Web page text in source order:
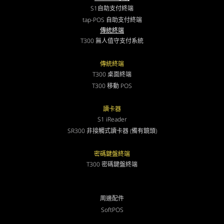
S1自助支付終端
tap-POS 自助支付終端
傳統終端
T300 無人值守支付系統
傳統終端
T300 桌面終端
T300 移動 POS
讀卡器
S1 iReader
SR300 非接觸式讀卡器 (備有鏡頭)
密碼鍵盤終端
T300 密碼鍵盤終端
周邊配件
SoftPOS